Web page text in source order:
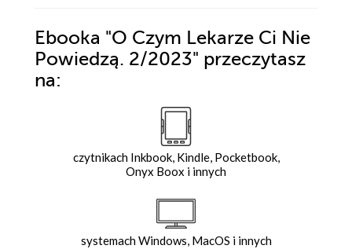
Ebooka "O Czym Lekarze Ci Nie
Powiedzą. 2/2023" przeczytasz
na:
czytnikach Inkbook, Kindle, Pocketbook,
Onyx Boox i innych
systemach Windows, MacOS i innych